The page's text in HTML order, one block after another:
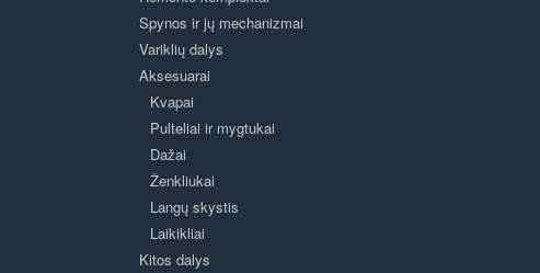
Spynos ir jų mechanizmai
Variklių dalys
Aksesuarai
Kvapai
Pulteliai ir mygtukai
Dažai
Ženkliukai
Langų skystis
Laikikliai
Kitos dalys